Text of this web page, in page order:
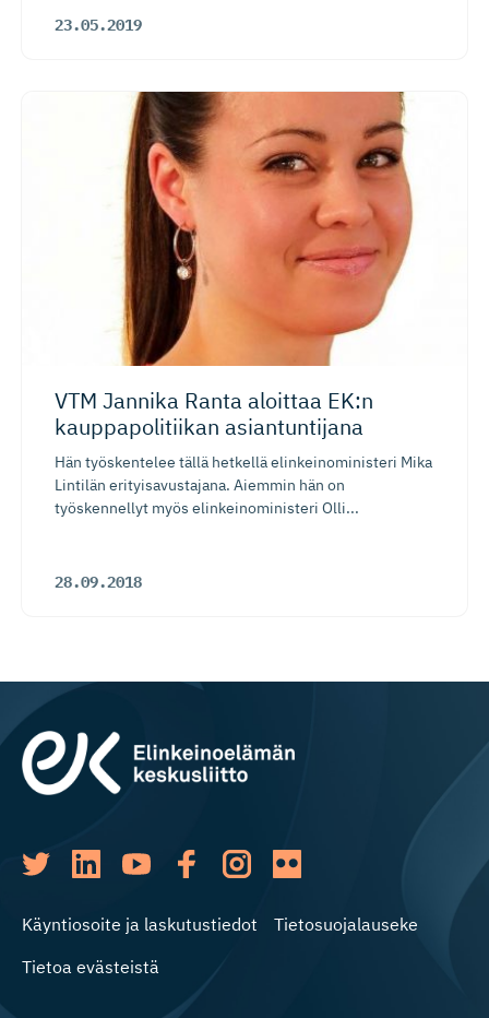
23.05.2019
VTM Jannika Ranta aloittaa EK:n
kauppapoli­tiikan asiantuntijana
Hän työskentelee tällä hetkellä elinkeinoministeri Mika
Lintilän erityisavustajana. Aiemmin hän on
työskennellyt myös elinkeinoministeri Olli...
28.09.2018
Käyntiosoite ja laskutustiedot
Tietosuojalauseke
Tietoa evästeistä